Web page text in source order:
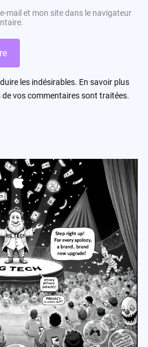
mail et mon site dans le navigateur
les indésirables. En savoir plus
vos commentaires sont traitées.